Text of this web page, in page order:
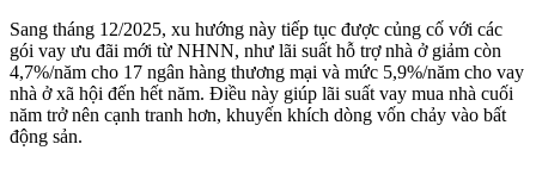
Sang tháng 12/2025, xu hướng này tiếp tục được củng cố với các
gói vay ưu đãi mới từ NHNN, như lãi suất hỗ trợ nhà ở giảm còn
4,7%/năm cho 17 ngân hàng thương mại và mức 5,9%/năm cho vay
nhà ở xã hội đến hết năm. Điều này giúp lãi suất vay mua nhà cuối
năm trở nên cạnh tranh hơn, khuyến khích dòng vốn chảy vào bất
động sản.